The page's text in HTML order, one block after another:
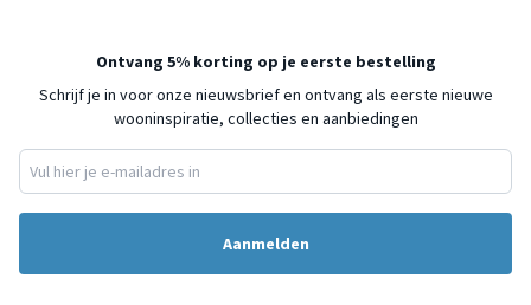
Ontvang 5% korting op je eerste bestelling
Schrijf je in voor onze nieuwsbrief en ontvang als eerste nieuwe
wooninspiratie, collecties en aanbiedingen
Aanmelden